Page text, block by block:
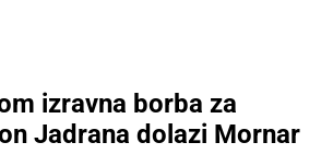
izravna borba za
Jadrana dolazi Mornar